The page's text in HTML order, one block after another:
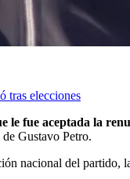
tras elecciones
le fue aceptada la
Gustavo Petro.
nacional del